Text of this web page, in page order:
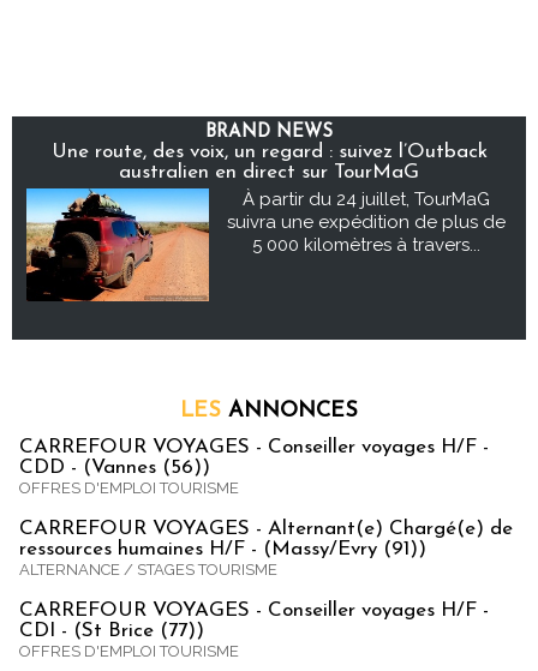
BRAND NEWS
Une route, des voix, un regard : suivez l’Outback
australien en direct sur TourMaG
À partir du 24 juillet, TourMaG
suivra une expédition de plus de
5 000 kilomètres à travers...
LES ANNONCES
CARREFOUR VOYAGES - Conseiller voyages H/F -
CDD - (Vannes (56))
OFFRES D'EMPLOI TOURISME
CARREFOUR VOYAGES - Alternant(e) Chargé(e) de
ressources humaines H/F - (Massy/Evry (91))
ALTERNANCE / STAGES TOURISME
CARREFOUR VOYAGES - Conseiller voyages H/F -
CDI - (St Brice (77))
OFFRES D'EMPLOI TOURISME